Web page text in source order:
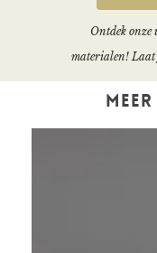
Ontdek onze
materialen! Laat